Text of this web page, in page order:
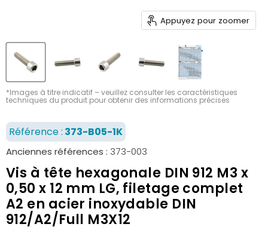
Appuyez pour zoomer
*Images à titre indicatif – veuillez consulter les caractéristiques
techniques du produit pour obtenir des informations précises
Référence : 373-B05-1K
Anciennes références : 373-003
Vis à tête hexagonale DIN 912 M3 x
0,50 x 12 mm LG, filetage complet
A2 en acier inoxydable DIN
912/A2/Full M3X12